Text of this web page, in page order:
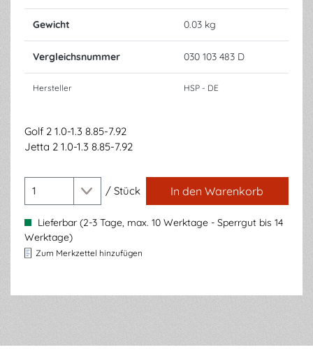
Gewicht 0.03 kg
Vergleichsnummer 030 103 483 D
Hersteller HSP - DE
Golf 2 1.0-1.3 8.85-7.92
Jetta 2 1.0-1.3 8.85-7.92
/ Stück In den Warenkorb
Lieferbar (2-3 Tage, max. 10 Werktage - Sperrgut bis 14
Werktage)
Zum Merkzettel hinzufügen